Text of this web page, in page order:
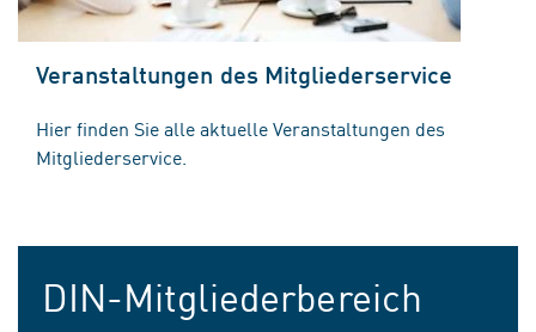
Veranstaltungen des Mitgliederservice
Hier finden Sie alle aktuelle Veranstaltungen des
Mitgliederservice.
DIN-Mitgliederbereich